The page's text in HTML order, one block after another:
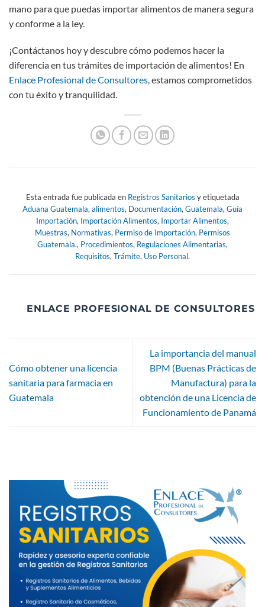
mano para que puedas importar alimentos de manera segura
y conforme a la ley.
¡Contáctanos hoy y descubre cómo podemos hacer la
diferencia en tus trámites de importación de alimentos! En
Enlace Profesional de Consultores,estamos comprometidos
con tu éxito y tranquilidad.
Esta entrada fue publicada en Registros Sanitarios y etiquetada
Aduana Guatemala,alimentos, Documentación,Guatemala,Guía
Importación, Importación Alimentos, Importar Alimentos,
Muestras, Normativas, Permiso de Importación, Permisos
Guatemala., Procedimientos, Regulaciones Alimentarias,
Requisitos,Trámite, Uso Personal.
ENLACE PROFESIONAL DE CONSULTORES
Cómo obtener una licencia
sanitaria para farmacia en
Guatemala
La importancia del manual
BPM (Buenas Prácticas de
Manufactura) para la
obtención de una Licencia de
Funcionamiento de Panamá